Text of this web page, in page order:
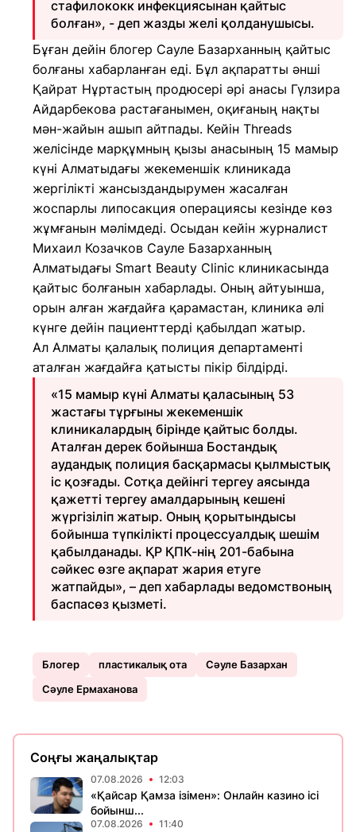
стафилококк инфекциясынан қайтыс
болған», - деп жазды желі қолданушысы.
Бұған дейін блогер Сауле Базарханның қайтыс
болғаны хабарланған еді. Бұл ақпаратты әнші
Қайрат Нұртастың продюсері әрі анасы Гүлзира
Айдарбекова растағанымен, оқиғаның нақты
мән-жайын ашып айтпады. Кейін Threads
желісінде марқұмның қызы анасының 15 мамыр
күні Алматыдағы жекеменшік клиникада
жергілікті жансыздандырумен жасалған
жоспарлы липосакция операциясы кезінде көз
жұмғанын мәлімдеді. Осыдан кейін журналист
Михаил Козачков Сауле Базарханның
Алматыдағы Smart Beauty Clinic клиникасында
қайтыс болғанын хабарлады. Оның айтуынша,
орын алған жағдайға қарамастан, клиника әлі
күнге дейін пациенттерді қабылдап жатыр.
Ал Алматы қалалық полиция департаменті
аталған жағдайға қатысты пікір білдірді.
«15 мамыр күні Алматы қаласының 53
жастағы тұрғыны жекеменшік
клиникалардың бірінде қайтыс болды.
Аталған дерек бойынша Бостандық
аудандық полиция басқармасы қылмыстық
іс қозғады. Сотқа дейінгі тергеу аясында
қажетті тергеу амалдарының кешені
жүргізіліп жатыр. Оның қорытындысы
бойынша түпкілікті процессуалдық шешім
қабылданады. ҚР ҚПК-нің 201-бабына
сәйкес өзге ақпарат жария етуге
жатпайды», – деп хабарлады ведомствоның
баспасөз қызметі.
Блогер пластикалық ота
Сәуле Базархан
Сәуле Ермаханова
Соңғы жаңалықтар
07.08.2026 12:03
«Қайсар Қамза ізімен»: Онлайн казино ісі
бойынш...
07.08.2026 11:40